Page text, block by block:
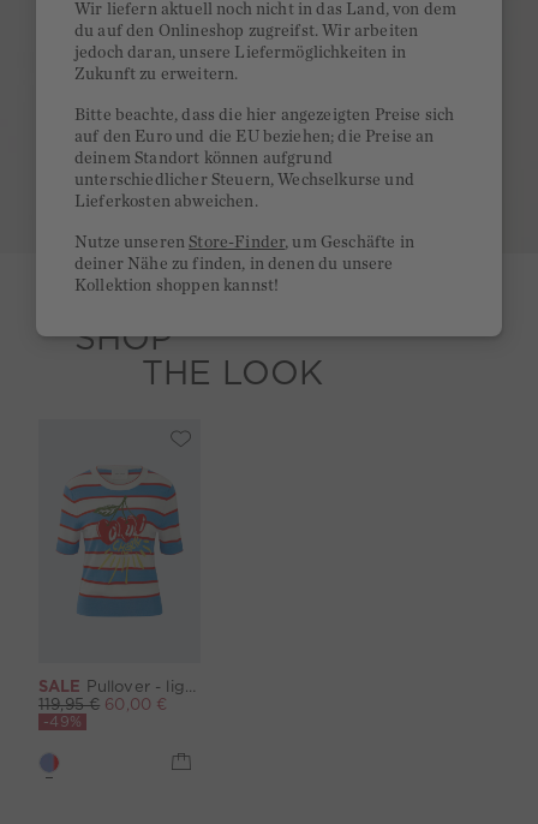
SHOP
THE LOOK
SALE Pullover - lightblue red
119,95 € 60,00 €
-49%
Wir liefern aktuell noch nicht in das Land, von dem
du auf den Onlineshop zugreifst. Wir arbeiten
jedoch daran, unsere Liefermöglichkeiten in
Zukunft zu erweitern.
Bitte beachte, dass die hier angezeigten Preise sich
auf den Euro und die EU beziehen; die Preise an
deinem Standort können aufgrund
unterschiedlicher Steuern, Wechselkurse und
Lieferkosten abweichen.
Nutze unserenStore-Finder, um Geschäfte in
deiner Nähe zu finden, in denen du unsere
Kollektion shoppen kannst!